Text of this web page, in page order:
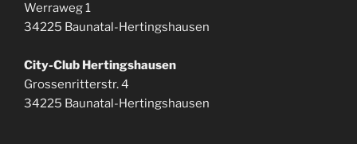
Werraweg 1
34225 Baunatal-Hertingshausen
City-Club Hertingshausen
Grossenritterstr. 4
34225 Baunatal-Hertingshausen